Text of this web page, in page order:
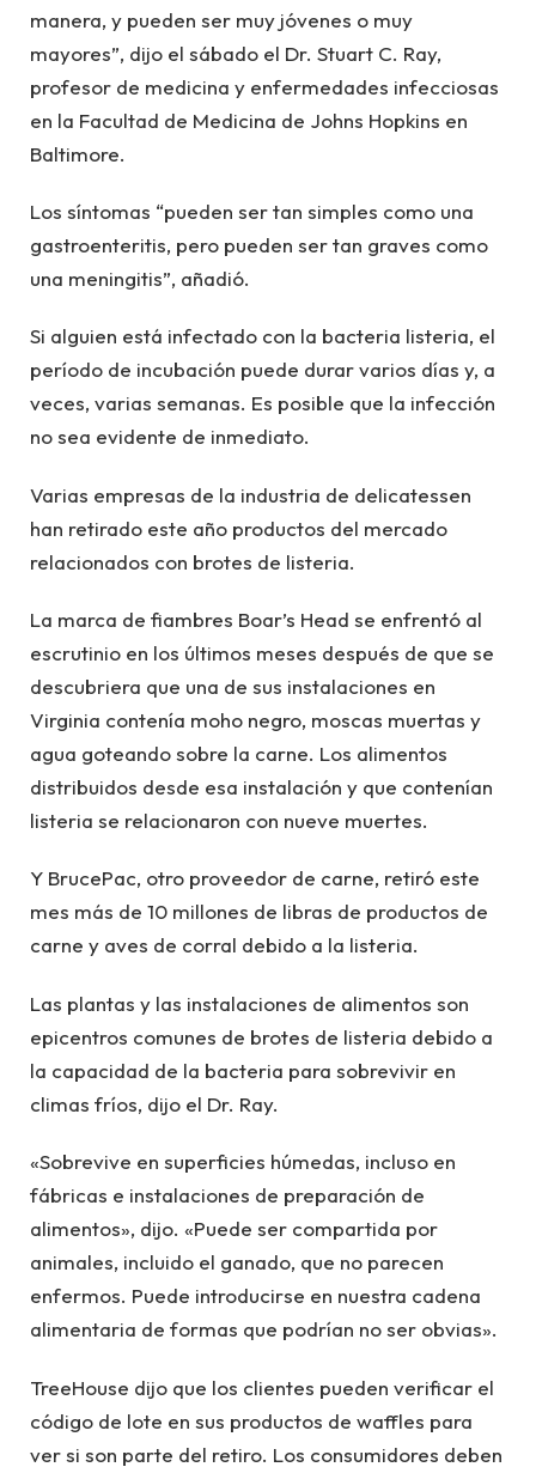
manera, y pueden ser muy jóvenes o muy
mayores”, dijo el sábado el Dr. Stuart C. Ray,
profesor de medicina y enfermedades infecciosas
en la Facultad de Medicina de Johns Hopkins en
Baltimore.
Los síntomas “pueden ser tan simples como una
gastroenteritis, pero pueden ser tan graves como
una meningitis”, añadió.
Si alguien está infectado con la bacteria listeria, el
período de incubación puede durar varios días y, a
veces, varias semanas. Es posible que la infección
no sea evidente de inmediato.
Varias empresas de la industria de delicatessen
han retirado este año productos del mercado
relacionados con brotes de listeria.
La marca de fiambres Boar’s Head se enfrentó al
escrutinio en los últimos meses después de que se
descubriera que una de sus instalaciones en
Virginia contenía moho negro, moscas muertas y
agua goteando sobre la carne. Los alimentos
distribuidos desde esa instalación y que contenían
listeria se relacionaron con nueve muertes.
Y BrucePac, otro proveedor de carne, retiró este
mes más de 10 millones de libras de productos de
carne y aves de corral debido a la listeria.
Las plantas y las instalaciones de alimentos son
epicentros comunes de brotes de listeria debido a
la capacidad de la bacteria para sobrevivir en
climas fríos, dijo el Dr. Ray.
«Sobrevive en superficies húmedas, incluso en
fábricas e instalaciones de preparación de
alimentos», dijo. «Puede ser compartida por
animales, incluido el ganado, que no parecen
enfermos. Puede introducirse en nuestra cadena
alimentaria de formas que podrían no ser obvias».
TreeHouse dijo que los clientes pueden verificar el
código de lote en sus productos de waffles para
ver si son parte del retiro. Los consumidores deben